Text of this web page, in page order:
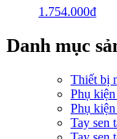
1.754.000₫
Danh mục
Thiết bị
Phụ
Phụ
Tay sen